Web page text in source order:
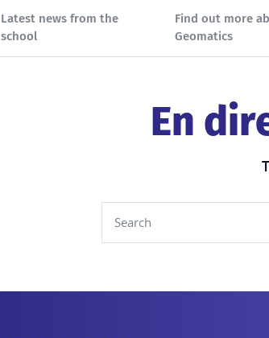
Latest news from the
school
(current page)
Find out more
Geomatics
En